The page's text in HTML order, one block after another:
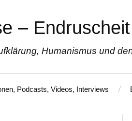
–
Humanismus und
Podcasts, Videos, Interviews